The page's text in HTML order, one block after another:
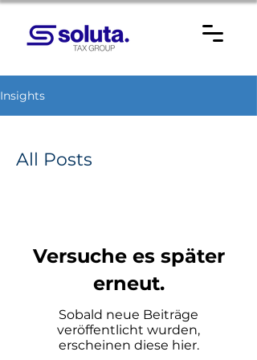
Insights
All Posts
Versuche es später
erneut.
Sobald neue Beiträge
veröffentlicht wurden,
erscheinen diese hier.